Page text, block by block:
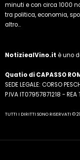
minuti e con circa 1000
tra politica, economia,
altro...
NotiziealVino.it è uno
Quatio di CAPASSO
SEDE LEGALE: CORSO
P.IVA IT07957871218 -
TUTTI I DIRITTI SONO RISERVATI